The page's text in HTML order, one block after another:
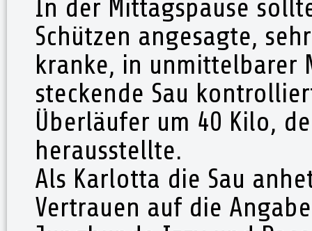
In der Mittagspause
Schützen angesagte,
kranke, in unmittelbarer
steckende Sau
Überläufer um 40 Kilo,
herausstellte.
Als Karlotta die Sau
Vertrauen auf die